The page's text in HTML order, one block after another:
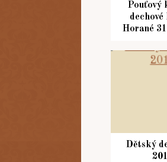
Pouťový
Horané
Dětský